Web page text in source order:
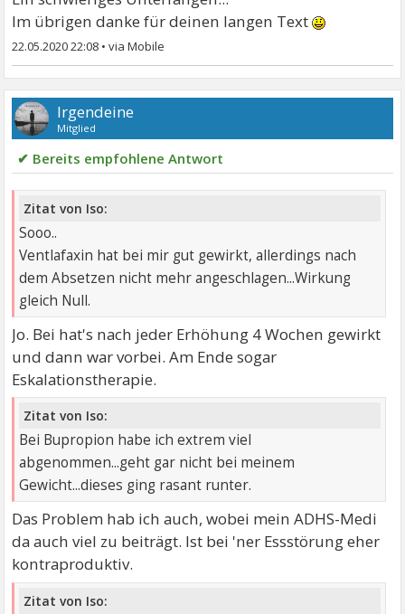
Im übrigen danke für deinen langen Text
22.05.2020 22:08 •
Irgendeine
Mitglied
✔ Bereits empfohlene Antwort
Zitat von Iso:
Sooo..
Ventlafaxin hat bei mir gut gewirkt, allerdings nach
dem Absetzen nicht mehr angeschlagen...Wirkung
gleich Null.
Jo. Bei hat's nach jeder Erhöhung 4 Wochen gewirkt
und dann war vorbei. Am Ende sogar
Eskalationstherapie.
Zitat von Iso:
Bei Bupropion habe ich extrem viel
abgenommen...geht gar nicht bei meinem
Gewicht...dieses ging rasant runter.
Das Problem hab ich auch, wobei mein ADHS-Medi
da auch viel zu beiträgt. Ist bei 'ner Essstörung eher
kontraproduktiv.
Zitat von Iso: